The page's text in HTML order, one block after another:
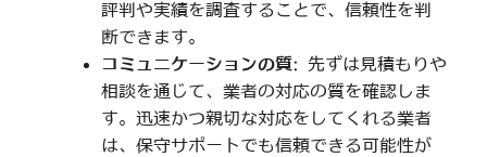
評判や実績を調査することで、信頼性を判
断できます。
コミュニケーションの質: 先ずは見積もりや
相談を通じて、業者の対応の質を確認しま
す。迅速かつ親切な対応をしてくれる業者
は、保守サポートでも信頼できる可能性が